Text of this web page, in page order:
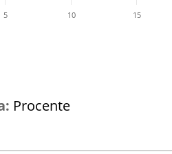
10
5 15
Procente